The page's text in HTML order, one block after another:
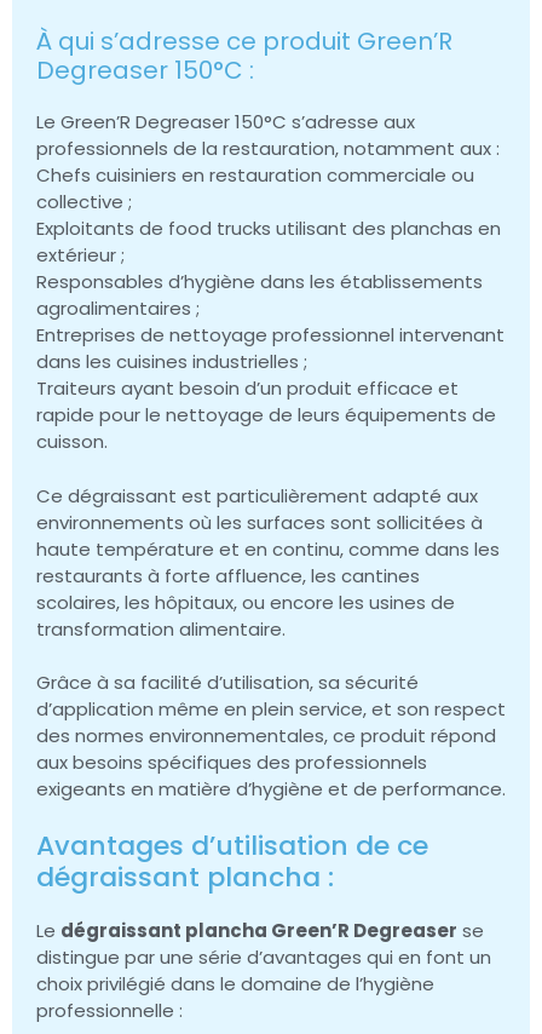
À qui s’adresse ce produit Green’R
Degreaser 150°C :
Le Green’R Degreaser 150°C s’adresse aux
professionnels de la restauration, notamment aux :
Chefs cuisiniers en restauration commerciale ou
collective ;
Exploitants de food trucks utilisant des planchas en
extérieur ;
Responsables d’hygiène dans les établissements
agroalimentaires ;
Entreprises de nettoyage professionnel intervenant
dans les cuisines industrielles ;
Traiteurs ayant besoin d’un produit efficace et
rapide pour le nettoyage de leurs équipements de
cuisson.
Ce dégraissant est particulièrement adapté aux
environnements où les surfaces sont sollicitées à
haute température et en continu, comme dans les
restaurants à forte affluence, les cantines
scolaires, les hôpitaux, ou encore les usines de
transformation alimentaire.
Grâce à sa facilité d’utilisation, sa sécurité
d’application même en plein service, et son respect
des normes environnementales, ce produit répond
aux besoins spécifiques des professionnels
exigeants en matière d’hygiène et de performance.
Avantages d’utilisation de ce
dégraissant plancha :
Le dégraissant plancha Green’R Degreaser se
distingue par une série d’avantages qui en font un
choix privilégié dans le domaine de l’hygiène
professionnelle :